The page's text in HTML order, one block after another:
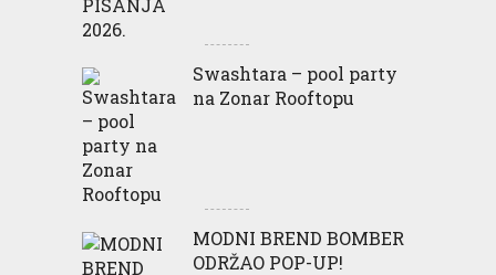
Swashtara – pool party
na Zonar Rooftopu
MODNI BREND BOMBER
ODRŽAO POP-UP!